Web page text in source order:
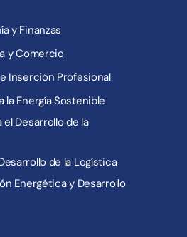
y Finanzas
y Comercio
Inserción Profesional
la Energía Sostenible
Desarrollo de la
de la Logística
Energética y Desarrollo